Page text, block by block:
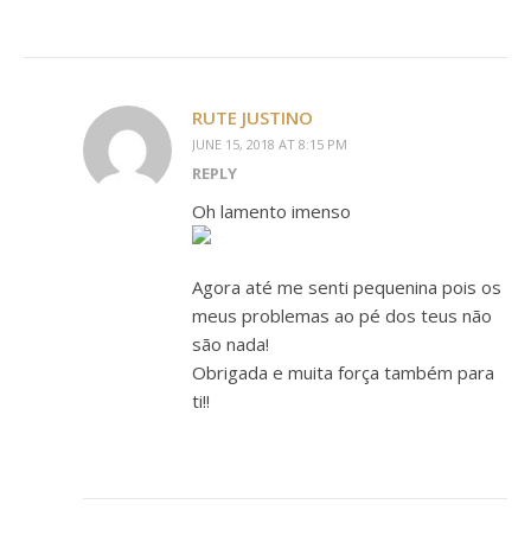
RUTE JUSTINO
JUNE 15, 2018 AT 8:15 PM
REPLY
Oh lamento imenso
Agora até me senti pequenina pois os
meus problemas ao pé dos teus não
são nada!
Obrigada e muita força também para
ti!!